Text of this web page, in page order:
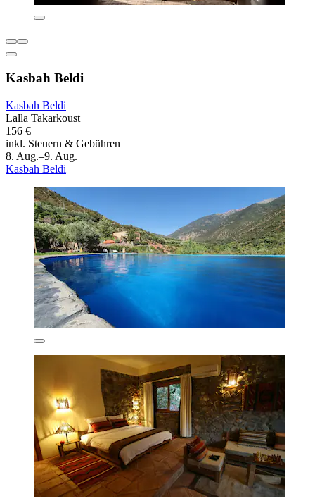
Kasbah Beldi
Kasbah Beldi
Lalla Takarkoust
156 €
inkl. Steuern & Gebühren
8. Aug.–9. Aug.
Kasbah Beldi